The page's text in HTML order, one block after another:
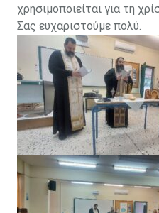
χρησιμοποιείται για τη
Σας ευχαριστούμε πολύ.